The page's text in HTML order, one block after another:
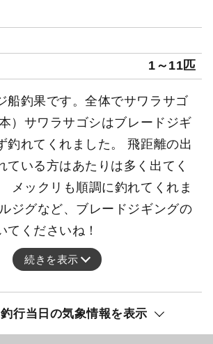
1～11匹
船釣果です。全体でサワラサゴ
）サワラサゴシはブレードジギ
釣れてくれました。 飛距離の出
ている方はあたりは多く出てく
メックリも順調に釣れてくれま
ジグなど、ブレードジギングの
てくださいね！
続きを表示
釣行当日の気象情報を表示